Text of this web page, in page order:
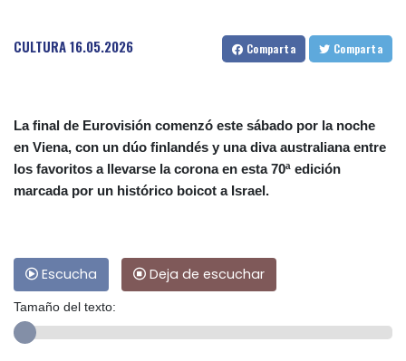
CULTURA16.05.2026 Comparta Comparta
La final de Eurovisión comenzó este sábado por la noche
en Viena, con un dúo finlandés y una diva australiana entre
los favoritos a llevarse la corona en esta 70ª edición
marcada por un histórico boicot a Israel.
Escucha Deja de escuchar
Tamaño del texto: